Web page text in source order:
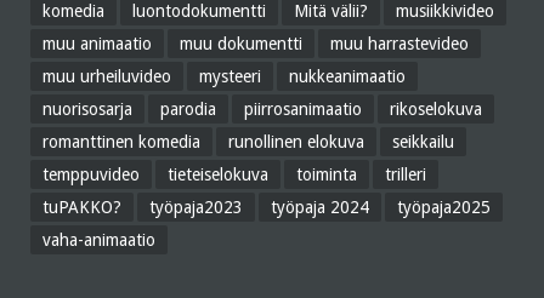
komedia
luontodokumentti Mitä välii?
musiikkivideo
muu animaatio
muu dokumentti
muu harrastevideo
muu urheiluvideo
mysteeri
nukkeanimaatio
nuorisosarja
parodia piirrosanimaatio
rikoselokuva
romanttinen komedia
runollinen elokuva
seikkailu
temppuvideo
tieteiselokuva toiminta
trilleri
tuPAKKO?
työpaja2023 työpaja 2024
työpaja2025
vaha-animaatio